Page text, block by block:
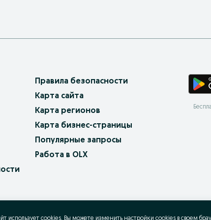
Правила безопасности
Карта сайта
Карта регионов
Карта бизнес-страницы
Популярные запросы
Работа в OLX
использует cookies. Вы можете изменить настройки cookies в своeм